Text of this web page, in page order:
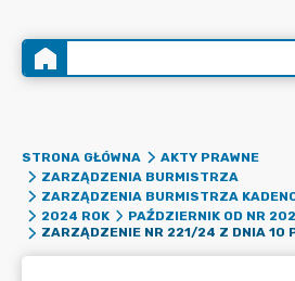
STRONA GŁÓWNA
AKTY PRAWNE
ZARZĄDZENIA BURMISTRZA
ZARZĄDZENIA BURMISTRZA
2024 ROK
PAŹDZIERNIK OD NR